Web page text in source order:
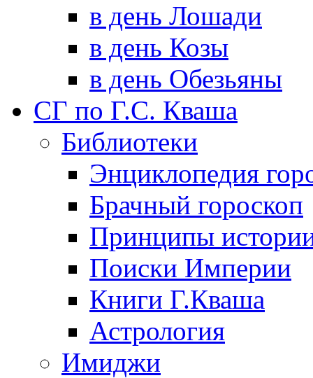
в день Лошади
в день Козы
в день Обезьяны
СГ по Г.С. Кваша
Библиотеки
Энциклопедия
Брачный гороскоп
Принципы
Поиски Империи
Книги Г.Кваша
Астрология
Имиджи